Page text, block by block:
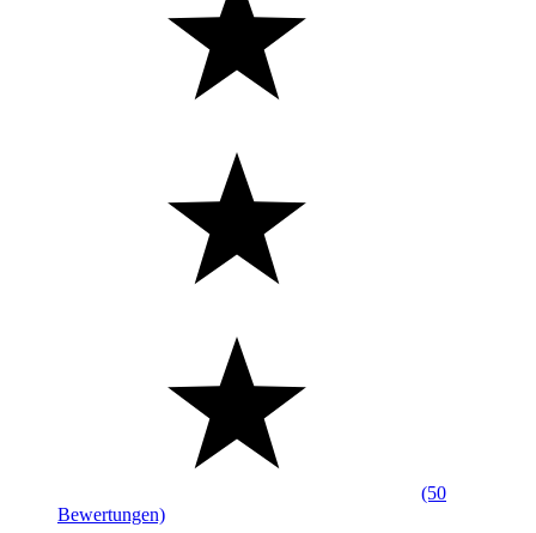
(50
Bewertungen)